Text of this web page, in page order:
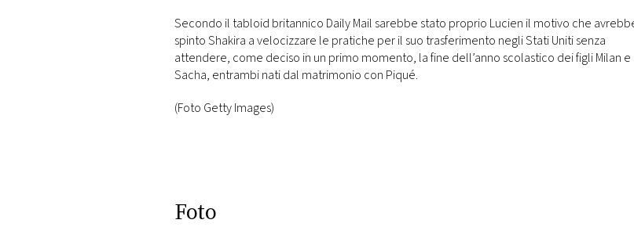
Secondo il tabloid britannico Daily Mail sarebbe stato proprio Lucien il motivo che
spinto Shakira a velocizzare le pratiche per il suo trasferimento negli Stati Uniti senza
attendere, come deciso in un primo momento, la fine dell’anno scolastico dei figli Milan e
Sacha, entrambi nati dal matrimonio con Piqué.
(Foto Getty Images)
Foto